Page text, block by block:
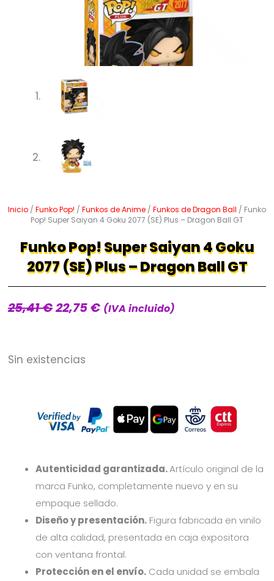
Inicio / Funko Pop! / Funkos de Anime / Funkos de Dragon Ball / Funko
Pop! Super Saiyan 4 Goku 2077 (SE) Plus – Dragon Ball GT
Funko Pop! Super Saiyan 4 Goku
2077 (SE) Plus – Dragon Ball GT
25,41€El
era:
22,75€El(IVA incluido)
Sin existencias
Autenticidad garantizada.Artículo original de la
marca Funko, completamente nuevo y en su
empaque sellado.
Diseño y presentación. Figura fabricada en vinilo
de alta calidad, presentada en caja expositora
con ventana frontal.
Protección en el envío. Cada unidad se embala